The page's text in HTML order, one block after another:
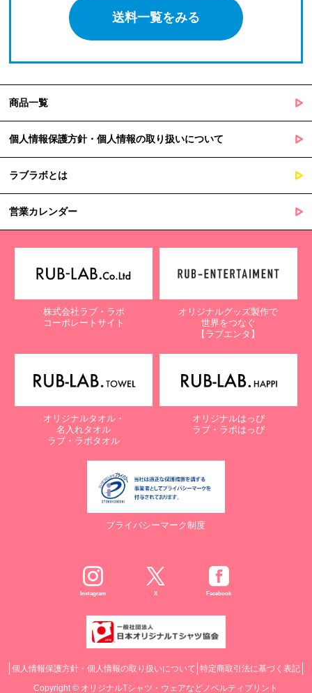
送料一覧をみる
商品一覧
個人情報保護方針・個人情報の取り扱いについて
ラブラボとは
営業カレンダー
株式会社ラブ・ラボ
コーポレートサイト
オリジナルグッズ製作で
世界をつなぐ
【ラブエンタ】
オリジナルタオル・
名入れタオル
ラブ・ラボタオル
オリジナルはっぴ
ラブ・ラボはっぴ
プライバシーマーク制度
Instagram X Facebook
個人情報保護方針・個人情報の取り扱いについて 特定商取引法に基づく表記
Copyright © オリジナルTシャツ・ウェアなどノベルティプリント